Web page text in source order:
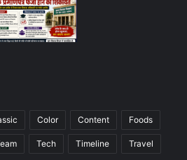
Color Content Foods
Tech Timeline Travel